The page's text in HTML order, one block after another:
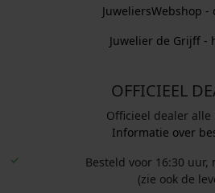
JuweliersWebshop -
Juwelier de Grijff -
OFFICIEEL
Officieel dealer alle
Informatie over
Besteld voor 16:30
(zie ook de